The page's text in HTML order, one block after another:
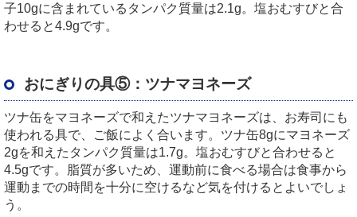
子10gに含まれているタンパク質量は2.1g。塩おむすびと合
わせると4.9gです。
おにぎりの具⑤：ツナマヨネーズ
ツナ缶をマヨネーズで和えたツナマヨネーズは、お寿司にも
使われる具で、ご飯によく合います。ツナ缶8gにマヨネーズ
2gを和えたタンパク質量は1.7g。塩おむすびと合わせると
4.5gです。脂質が多いため、運動前に食べる場合は食事から
運動までの時間を十分に空けるなど気を付けるとよいでしょ
う。